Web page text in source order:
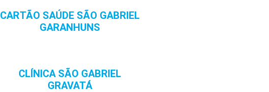
CARTÃO SAÚDE SÃO GABRIEL
GARANHUNS
CLÍNICA SÃO GABRIEL
GRAVATÁ